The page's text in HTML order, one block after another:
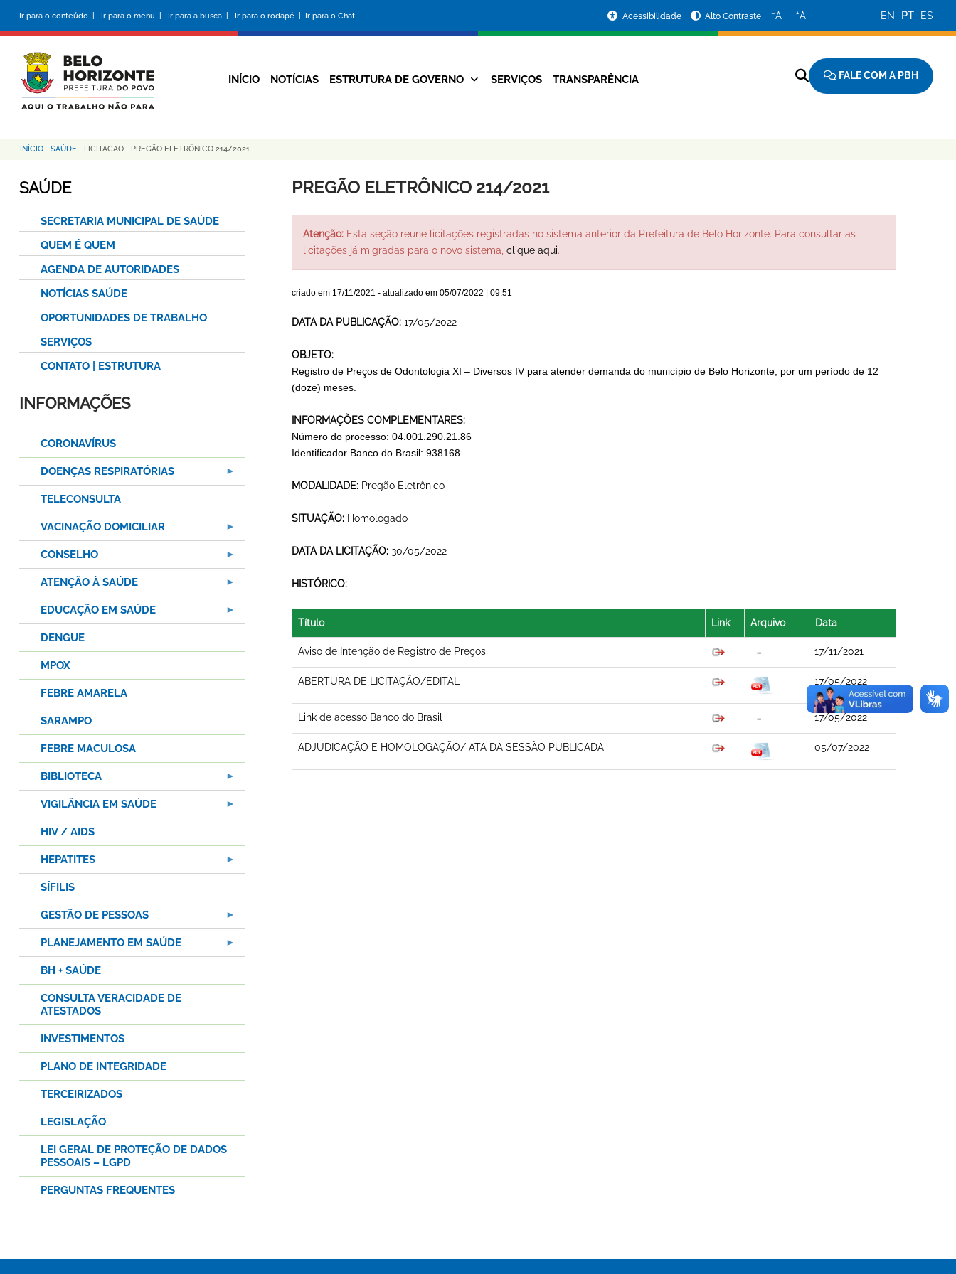
conteúdo
principal
Ir para o conteúdo | Ir para o menu | Ir para a busca | Ir para o rodapé | Ir para o Chat
da
Prefeitura
Acessibilidade Alto Contraste −A +A EN PT ES
Navegação
INÍCIO NOTÍCIAS ESTRUTURA DE GOVERNO SERVIÇOS TRANSPARÊNCIA FALE COM A PBH
Trilha
de
INÍCIO - SAÚDE - LICITACAO - PREGÃO ELETRÔNICO 214/2021
PREGÃO ELETRÔNICO 214/2021
Atenção:Esta seção reúne licitações registradas no sistema anterior da Prefeitura de Belo Horizonte. Para consultar as
licitações já migradas para o novo sistema, clique aqui.
criado em 17/11/2021 - atualizado em 05/07/2022 | 09:51
DATA DA PUBLICAÇÃO: 17/05/2022
OBJETO:
Registro de Preços de Odontologia XI – Diversos IV para atender demanda do município de Belo Horizonte, por um período de 12
(doze) meses.
INFORMAÇÕES COMPLEMENTARES:
Número do processo: 04.001.290.21.86
Identificador Banco do Brasil: 938168
MODALIDADE: Pregão Eletrônico
SITUAÇÃO: Homologado
DATA DA LICITAÇÃO: 30/05/2022
HISTÓRICO:
Título Link Arquivo Data
Aviso de Intenção de Registro de Preços 17/11/2021
ABERTURA DE LICITAÇÃO/EDITAL 17/05/2022
Link de acesso Banco do Brasil 17/05/2022
ADJUDICAÇÃO E HOMOLOGAÇÃO/ ATA DA SESSÃO PUBLICADA 05/07/2022
SAÚDE
SECRETARIA MUNICIPAL DE SAÚDE
QUEM É QUEM
AGENDA DE AUTORIDADES
NOTÍCIAS SAÚDE
OPORTUNIDADES DE TRABALHO
SERVIÇOS
CONTATO | ESTRUTURA
INFORMAÇÕES
CORONAVÍRUS
DOENÇAS RESPIRATÓRIAS
TELECONSULTA
VACINAÇÃO DOMICILIAR
CONSELHO
ATENÇÃO À SAÚDE
EDUCAÇÃO EM SAÚDE
DENGUE
MPOX
FEBRE AMARELA
SARAMPO
FEBRE MACULOSA
BIBLIOTECA
VIGILÂNCIA EM SAÚDE
HIV / AIDS
HEPATITES
SÍFILIS
GESTÃO DE PESSOAS
PLANEJAMENTO EM SAÚDE
BH + SAÚDE
CONSULTA VERACIDADE DE
ATESTADOS
INVESTIMENTOS
PLANO DE INTEGRIDADE
TERCEIRIZADOS
LEGISLAÇÃO
LEI GERAL DE PROTEÇÃO DE DADOS
PESSOAIS – LGPD
PERGUNTAS FREQUENTES